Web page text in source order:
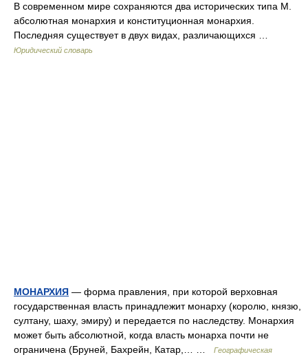
В современном мире сохраняются два исторических типа М.
абсолютная монархия и конституционная монархия.
Последняя существует в двух видах, различающихся …
Юридический словарь
МОНАРХИЯ — форма правления, при которой верховная
государственная власть принадлежит монарху (королю, князю,
султану, шаху, эмиру) и передается по наследству. Монархия
может быть абсолютной, когда власть монарха почти не
ограничена (Бруней, Бахрейн, Катар,… …
Географическая